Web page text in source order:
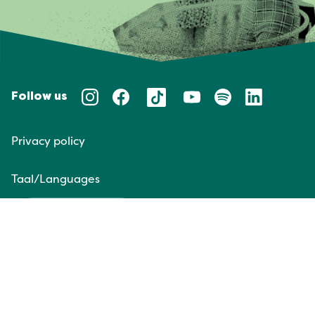
Follow us
Privacy policy
Taal/Languages